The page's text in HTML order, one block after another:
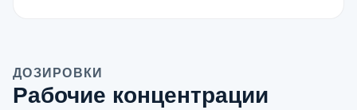
ДОЗИРОВКИ
Рабочие концентрации